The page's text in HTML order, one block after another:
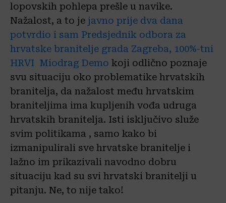
lopovskih pohlepa prešle u navike.
Nažalost, a to je javno prije dva dana
potvrdio i sam Predsjednik odbora za
hrvatske branitelje grada Zagreba, 100%-tni
HRVI Miodrag Demo koji odlično poznaje
svu situaciju oko problematike hrvatskih
branitelja, da nažalost među hrvatskim
braniteljima ima kupljenih vođa udruga
hrvatskih branitelja. Isti isključivo služe
svim politikama , samo kako bi
izmanipulirali sve hrvatske branitelje i
lažno im prikazivali navodno dobru
situaciju kad su svi hrvatski branitelji u
pitanju. Ne, to nije tako!